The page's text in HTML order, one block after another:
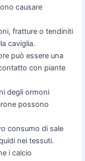
causare
fratture o tendiniti
caviglia.
può essere una
con piante
degli ormoni
possono
consumo di sale
nei tessuti.
i calcio